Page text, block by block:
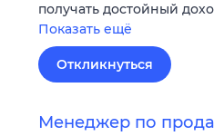
получать достойный
Показать ещё
Откликнуться
Менеджер по